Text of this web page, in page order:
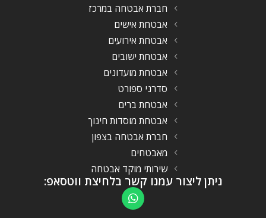
חברת אבטחה במרכז
אבטחת אישים
אבטחת אירועים
אבטחת ישובים
אבטחת מועדונים
סדרני ספורט
אבטחת ברים
אבטחת מוסדות חינוך
חברת אבטחה בצפון
מאבטחים
שירותי מוקד אבטחה
ניתן ליצור עמנו קשר בלחיצת ווטסאפ: